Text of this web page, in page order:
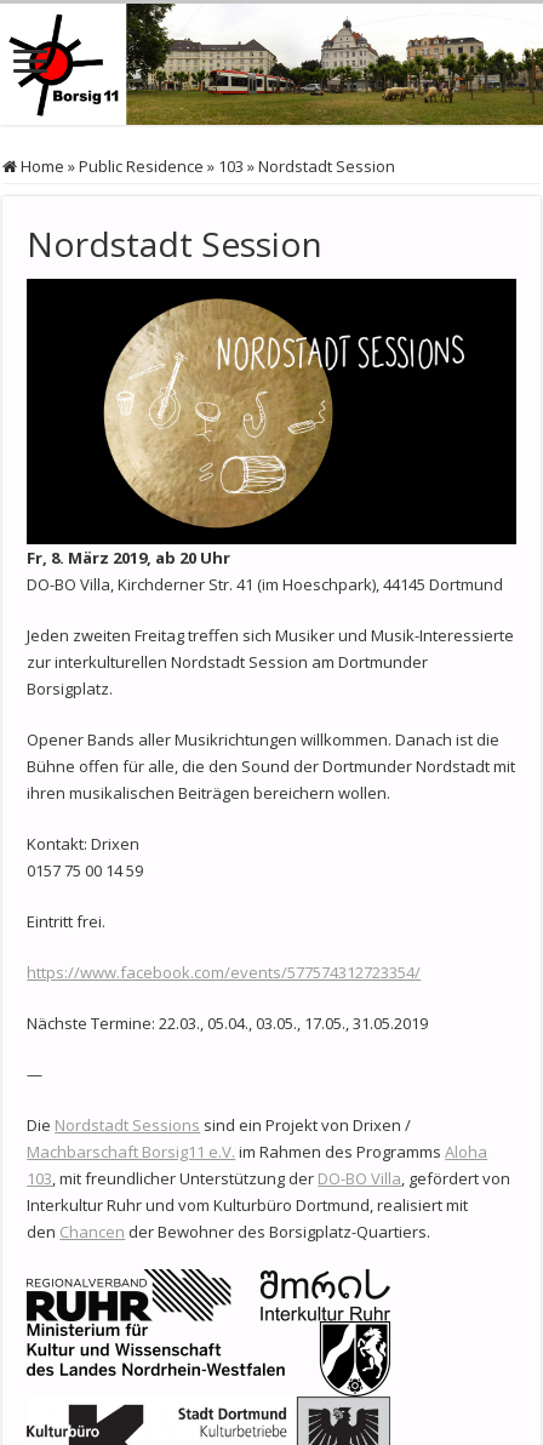
Home »Public Residence » 103 »Nordstadt Session
Nordstadt Session
Fr, 8. März 2019, ab 20 Uhr
DO-BO Villa, Kirchderner Str. 41 (im Hoeschpark), 44145 Dortmund
Jeden zweiten Freitag treffen sich Musiker und Musik-Interessierte
zur interkulturellen Nordstadt Session am Dortmunder
Borsigplatz.
Opener Bands aller Musikrichtungen willkommen. Danach ist die
Bühne offen für alle, die den Sound der Dortmunder Nordstadt mit
ihren musikalischen Beiträgen bereichern wollen.
Kontakt: Drixen
0157 75 00 14 59
Eintritt frei.
https://www.facebook.com/events/577574312723354/
Nächste Termine: 22.03., 05.04., 03.05., 17.05., 31.05.2019
—
Die Nordstadt Sessions sind ein Projekt von Drixen /
Machbarschaft Borsig11 e.V. im Rahmen des ProgrammsAloha
103, mit freundlicher Unterstützung der DO-BO Villa, gefördert von
Interkultur Ruhr und vom Kulturbüro Dortmund, realisiert mit
den Chancen der Bewohner des Borsigplatz-Quartiers.